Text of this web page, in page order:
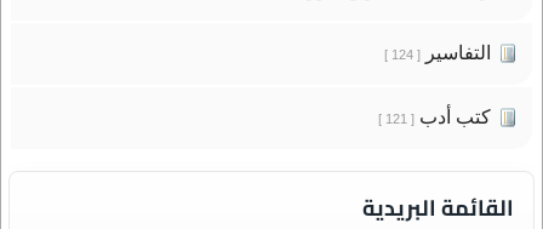
التفاسير[ 124 ]
كتب أدب[ 121 ]
القائمة البريدية